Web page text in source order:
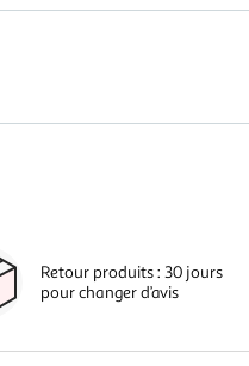
Retour produits : 30 jours
pour changer d’avis